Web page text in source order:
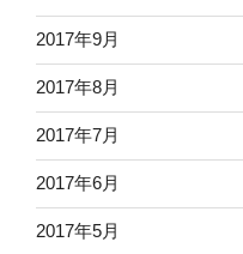
2017年9月
2017年8月
2017年7月
2017年6月
2017年5月